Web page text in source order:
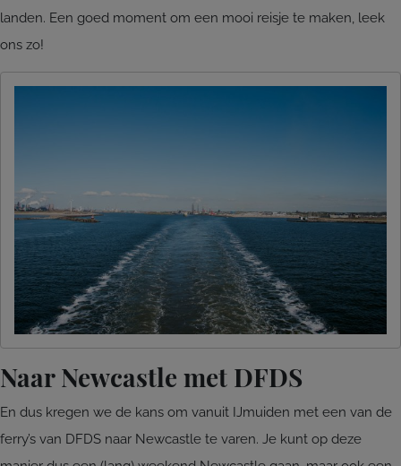
landen. Een goed moment om een mooi reisje te maken, leek
ons zo!
Naar Newcastle met DFDS
En dus kregen we de kans om vanuit IJmuiden met een van de
ferry’s van DFDS naar Newcastle te varen. Je kunt op deze